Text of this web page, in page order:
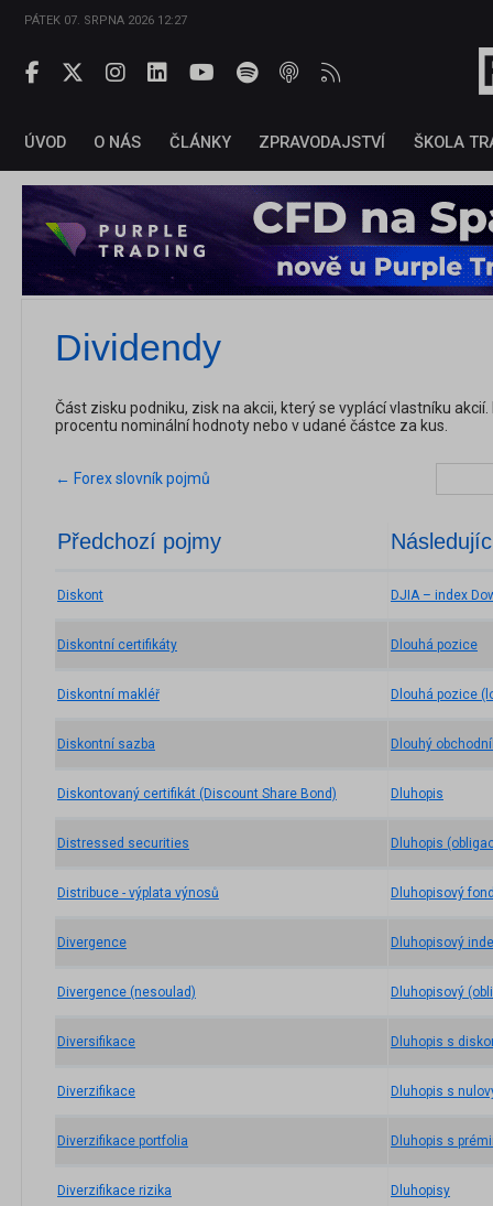
PÁTEK 07. SRPNA 2026 12:27
ÚVOD O NÁS ČLÁNKY ZPRAVODAJSTVÍ ŠKOLA
Dividendy
Část zisku podniku, zisk na akcii, který se vyplácí vlastníku
procentu nominální hodnoty nebo v udané částce za kus.
← Forex slovník pojmů
Předchozí pojmy
Diskont
Diskontní certifikáty
Diskontní makléř
Diskontní sazba
Diskontovaný certifikát (Discount Share Bond)
Distressed securities
Distribuce - výplata výnosů
Divergence
Divergence (nesoulad)
Diversifikace
Diverzifikace
Diverzifikace portfolia
Diverzifikace rizika
DJIA – index
Dlouhá pozice
Dlouhá pozice
Dlouhý
Dluhopis
Dluhopis
Dluhopisový
Dluhopisový
Dluhopisový
Dluhopis s
Dluhopis s
Dluhopis s
Dluhopisy